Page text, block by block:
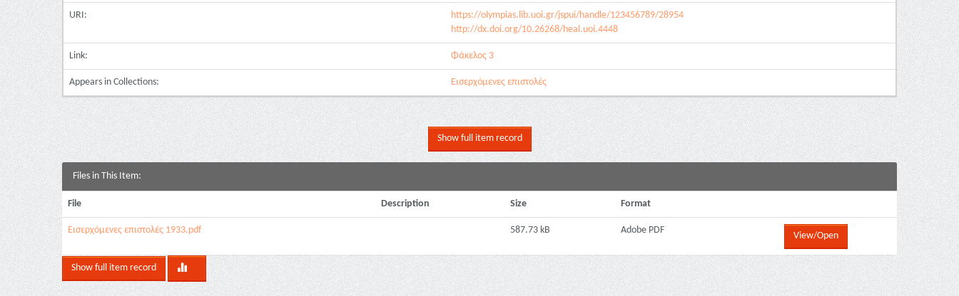
URI:
https://olympias.lib.uoi.gr/jspui/handle/123456789/28954
http://dx.doi.org/10.26268/heal.uoi.4448
Link: Φάκελος 3
Appears in Collections: Εισερχόμενες επιστολές
Show full item record
Files in This Item:
File Description Size Format
Εισερχόμενες επιστολές 1933.pdf 587.73 kB Adobe PDF
View/Open
Show full item record